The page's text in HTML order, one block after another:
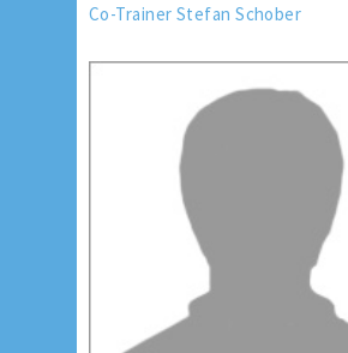
Co-Trainer Stefan Schober